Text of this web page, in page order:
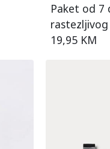
Paket od 7
19,95 KM